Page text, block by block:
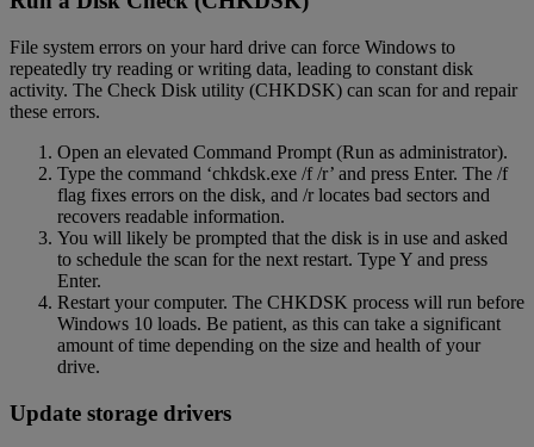
File system errors on your hard drive can force Windows to
repeatedly try reading or writing data, leading to constant disk
activity. The Check Disk utility (CHKDSK) can scan for and repair
these errors.
Open an elevated Command Prompt (Run as administrator).
Type the command ‘chkdsk.exe /f /r’ and press Enter. The /f
flag fixes errors on the disk, and /r locates bad sectors and
recovers readable information.
You will likely be prompted that the disk is in use and asked
to schedule the scan for the next restart. Type Y and press
Enter.
Restart your computer. The CHKDSK process will run before
Windows 10 loads. Be patient, as this can take a significant
amount of time depending on the size and health of your
drive.
Update storage drivers